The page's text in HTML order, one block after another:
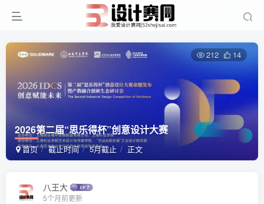
2026第二届“思乐得杯”创意设计大赛
首页 截止时间 5月截止 正文
212 14
八王大
5个月前更新